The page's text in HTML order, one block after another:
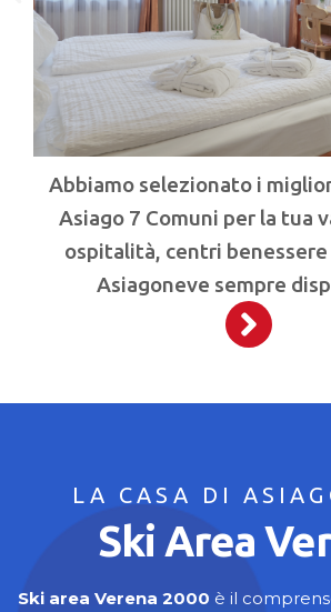
Abbiamo selezionato i
Asiago 7 Comuni per la tua
ospitalità, centri benessere
Asiagoneve sempre
LA CASA DI
Ski Area
Ski area Verena 2000 è il